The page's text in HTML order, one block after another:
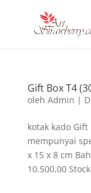
Gift Box T4
oleh Admin |
kotak kado
mempunyai
x 15 x 8 cm
10.500,00